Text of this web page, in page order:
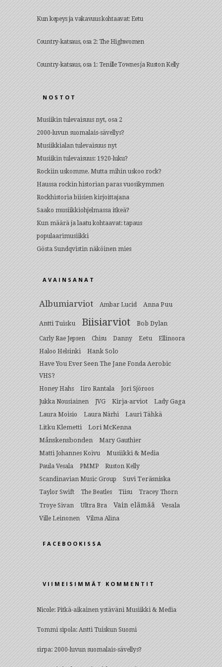
Kun kepeys ja vakavuus kohtaavat: Eetu
Country-katsaus, osa 2: The Highwomen
Country-katsaus, osa 1: Tenille Townes ja Ruston Kelly
NOSTOT
Musiikin tulevaisuus nyt, osa 2
2000-luvun suomalais-sävellys?
Musiikkialan tulevaisuus nyt
Musiikin tulevaisuus: 1920-luku?
Rockiin uskomme. Mutta mihin uskoo rock?
Haussa rockin historian paras vuosikymmen
Rockhistoria biisien kirjoittajana
Saako musiikkiohjelmassa itkeä?
Kun määrä ja laatu kohtaavat: tapaus
populaarimusiikki
Gösta Sundqvistin näköinen mies
AVAINSANAT
Albumiarviot Ambar Lucid Anna Puu
Antti Tuisku Biisiarviot Bob Dylan
Carly Rae Jepsen Chisu Danny Eetu
Ellinoora
Haloo Helsinki
Hank Solo
Have You Ever Seen The Jane Fonda Aerobic
VHS?
Honey Hahs Iiro Rantala
Jori Sjöroos
Jukka Nousiainen
JVG Kirja-arviot Lady Gaga
Laura Moisio Laura Närhi
Lauri Tähkä
Litku Klemetti
Lori McKenna
Månskensbonden
Mary Gauthier
Matti Johannes Koivu
Musiikki & Media
Paula Vesala PMMP
Ruston Kelly
Scandinavian Music Group
Suvi Teräsniska
Taylor Swift The Beatles Tiisu
Tracey Thorn
Troye Sivan
Ultra Bra Vain elämää Vesala
Ville Leinonen Vilma Alina
FACEBOOKISSA
VIIMEISIMMÄT KOMMENTIT
Nicole: Pitkä-aikainen ystäväni Musiikki & Media
Tommi sipola: Antti Tuiskun Suomi
sirpa: 2000-luvun suomalais-sävellys?